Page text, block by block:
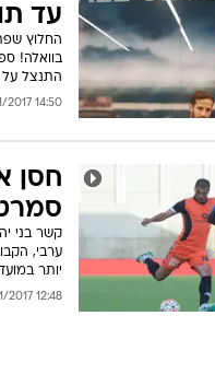
עד
החלוץ
בוואלה!
התנצל על
14:50 15/01/2017
חסן
קשר בני
ערבי,
יותר
12:48 15/01/2017